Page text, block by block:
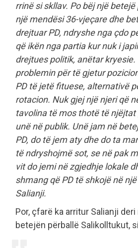
rrinë si skllav. Po bëj një
një mendësi 36-vjeçare dhe
drejtuar PD, ndryshe nga çdo
që ikën nga partia kur nuk i
drejtues politik, anëtar kryesie.
problemin për të gjetur
PD të jetë fituese, alternativë
rotacion. Nuk gjej një njeri që
tavolina të mos thotë të
unë në publik. Unë jam në
PD, do të jem aty dhe do ta
të ndryshojmë sot, se në pak
vit do jemi në zgjedhje lokale
shmang që PD të shkojë në
Salianji.
Por, çfarë ka arritur Salianji
betejën përballë Salikolltukut,